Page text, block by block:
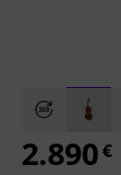
2.890€